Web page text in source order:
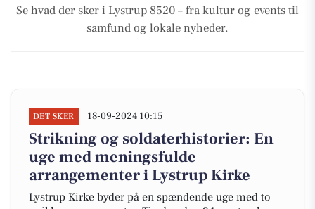
Se hvad der sker i Lystrup 8520 – fra kultur og events til
samfund og lokale nyheder.
DET SKER 18-09-2024 10:15
Strikning og soldaterhistorier: En
uge med meningsfulde
arrangementer i Lystrup Kirke
Lystrup Kirke byder på en spændende uge med to